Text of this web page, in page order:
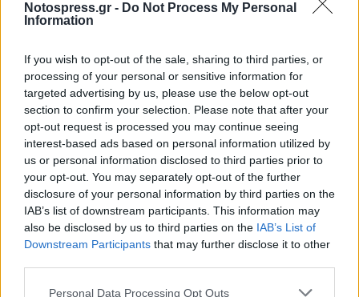
Notospress.gr - Do Not Process My Personal
Information
If you wish to opt-out of the sale, sharing to third parties, or
processing of your personal or sensitive information for
targeted advertising by us, please use the below opt-out
section to confirm your selection. Please note that after your
opt-out request is processed you may continue seeing
interest-based ads based on personal information utilized by
us or personal information disclosed to third parties prior to
your opt-out. You may separately opt-out of the further
disclosure of your personal information by third parties on the
IAB’s list of downstream participants. This information may
also be disclosed by us to third parties on the IAB’s List of
Downstream Participants that may further disclose it to other
Personal Data Processing Opt Outs
Ναύπλιο: Προφυλακίστηκαν οι δύο Ινδοί για
τη δολοφονία του 59χονου ψυχολόγου
06/08/2026 20:17